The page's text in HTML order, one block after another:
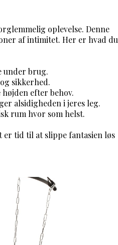
oplevelse. Denne
af intimitet. Her er hvad du
under brug.
sikkerhed.
efter behov.
alsidigheden i jeres leg.
rum hvor som helst.
er tid til at slippe fantasien løs